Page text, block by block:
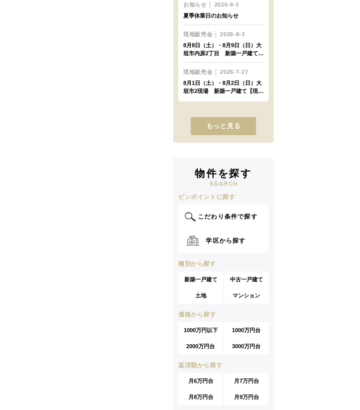
もっと見る
物件を探す
ピンポイントに探す
こだわり条件で探す
学区から探す
種別から探す
新築一戸建て 中古一戸建て
土地 マンション
価格から探す
1000万円以下 1000万円台
2000万円台 3000万円台
返済額から探す
月6万円台 月7万円台
月8万円台 月9万円台